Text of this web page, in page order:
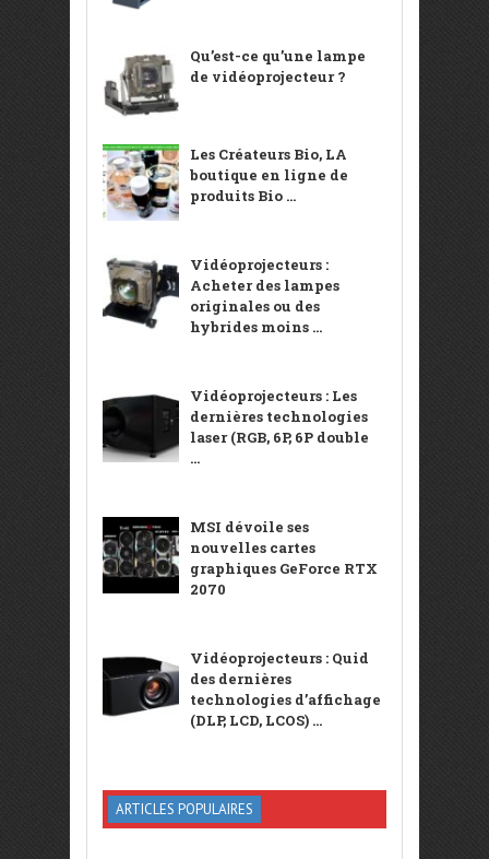
Qu’est-ce qu’une lampe
de vidéoprojecteur ?
Les Créateurs Bio, LA
boutique en ligne de
produits Bio ...
Vidéoprojecteurs :
Acheter des lampes
originales ou des
hybrides moins ...
Vidéoprojecteurs : Les
dernières technologies
laser (RGB, 6P, 6P double
...
MSI dévoile ses
nouvelles cartes
graphiques GeForce RTX
2070
Vidéoprojecteurs : Quid
des dernières
technologies d’affichage
(DLP, LCD, LCOS) ...
ARTICLES POPULAIRES